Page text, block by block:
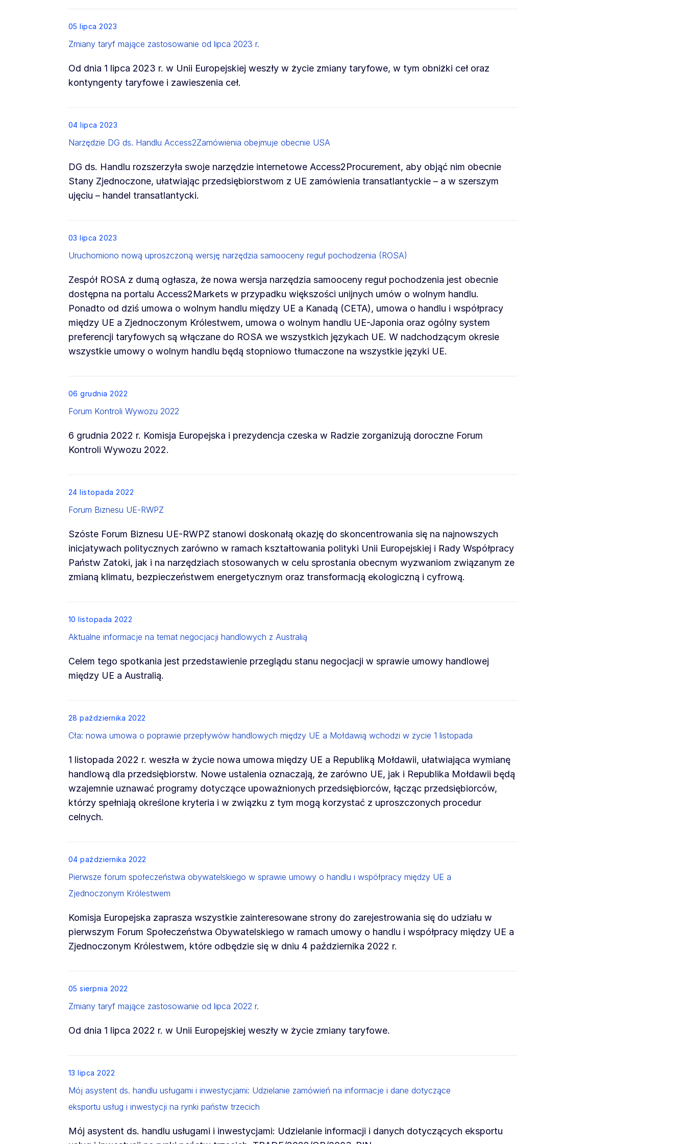
List item
05 lipca 2023
Zmiany taryf mające zastosowanie od lipca 2023 r.
Od dnia 1 lipca 2023 r. w Unii Europejskiej weszły w życie zmiany taryfowe, w tym obniżki ceł oraz
kontyngenty taryfowe i zawieszenia ceł.
List item
04 lipca 2023
Narzędzie DG ds. Handlu Access2Zamówienia obejmuje obecnie USA
DG ds. Handlu rozszerzyła swoje narzędzie internetowe Access2Procurement, aby objąć nim obecnie
Stany Zjednoczone, ułatwiając przedsiębiorstwom z UE zamówienia transatlantyckie – a w szerszym
ujęciu – handel transatlantycki.
List item
03 lipca 2023
Uruchomiono nową uproszczoną wersję narzędzia samooceny reguł pochodzenia (ROSA)
Zespół ROSA z dumą ogłasza, że nowa wersja narzędzia samooceny reguł pochodzenia jest obecnie
dostępna na portalu Access2Markets w przypadku większości unijnych umów o wolnym handlu.
Ponadto od dziś umowa o wolnym handlu między UE a Kanadą (CETA), umowa o handlu i współpracy
między UE a Zjednoczonym Królestwem, umowa o wolnym handlu UE-Japonia oraz ogólny system
preferencji taryfowych są włączane do ROSA we wszystkich językach UE. W nadchodzącym okresie
wszystkie umowy o wolnym handlu będą stopniowo tłumaczone na wszystkie języki UE.
List item
06 grudnia 2022
Forum Kontroli Wywozu 2022
6 grudnia 2022 r. Komisja Europejska i prezydencja czeska w Radzie zorganizują doroczne Forum
Kontroli Wywozu 2022.
List item
24 listopada 2022
Forum Biznesu UE-RWPZ
Szóste Forum Biznesu UE-RWPZ stanowi doskonałą okazję do skoncentrowania się na najnowszych
inicjatywach politycznych zarówno w ramach kształtowania polityki Unii Europejskiej i Rady Współpracy
Państw Zatoki, jak i na narzędziach stosowanych w celu sprostania obecnym wyzwaniom związanym ze
zmianą klimatu, bezpieczeństwem energetycznym oraz transformacją ekologiczną i cyfrową.
List item
10 listopada 2022
Aktualne informacje na temat negocjacji handlowych z Australią
Celem tego spotkania jest przedstawienie przeglądu stanu negocjacji w sprawie umowy handlowej
między UE a Australią.
List item
28 października 2022
Cła: nowa umowa o poprawie przepływów handlowych między UE a Mołdawią wchodzi w życie 1 listopada
1 listopada 2022 r. weszła w życie nowa umowa między UE a Republiką Mołdawii, ułatwiająca wymianę
handlową dla przedsiębiorstw. Nowe ustalenia oznaczają, że zarówno UE, jak i Republika Mołdawii będą
wzajemnie uznawać programy dotyczące upoważnionych przedsiębiorców, łącząc przedsiębiorców,
którzy spełniają określone kryteria i w związku z tym mogą korzystać z uproszczonych procedur
celnych.
List item
04 października 2022
Pierwsze forum społeczeństwa obywatelskiego w sprawie umowy o handlu i współpracy między UE a
Zjednoczonym Królestwem
Komisja Europejska zaprasza wszystkie zainteresowane strony do zarejestrowania się do udziału w
pierwszym Forum Społeczeństwa Obywatelskiego w ramach umowy o handlu i współpracy między UE a
Zjednoczonym Królestwem, które odbędzie się w dniu 4 października 2022 r.
List item
05 sierpnia 2022
Zmiany taryf mające zastosowanie od lipca 2022 r.
Od dnia 1 lipca 2022 r. w Unii Europejskiej weszły w życie zmiany taryfowe.
List item
13 lipca 2022
Mój asystent ds. handlu usługami i inwestycjami: Udzielanie zamówień na informacje i dane dotyczące
eksportu usług i inwestycji na rynki państw trzecich
Mój asystent ds. handlu usługami i inwestycjami: Udzielanie informacji i danych dotyczących eksportu